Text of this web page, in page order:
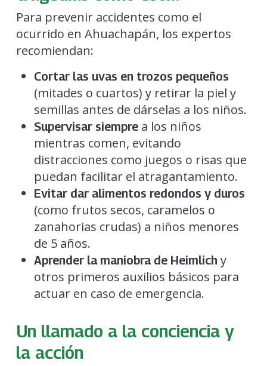
Para prevenir accidentes como el
ocurrido en Ahuachapán, los expertos
recomiendan:
Cortar las uvas en trozos pequeños
(mitades o cuartos) y retirar la piel y
semillas antes de dárselas a los niños.
Supervisar siemprea los niños
mientras comen, evitando
distracciones como juegos o risas que
puedan facilitar el atragantamiento.
Evitar dar alimentos redondos y duros
(como frutos secos, caramelos o
zanahorias crudas) a niños menores
de 5 años.
Aprender la maniobra de Heimlich y
otros primeros auxilios básicos para
actuar en caso de emergencia.
Un llamado a la conciencia y
la acción